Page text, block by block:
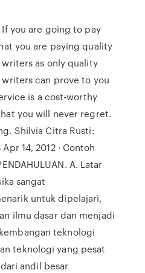
If you are going to pay
you are paying quality
writers as only quality
writers can prove to you
is a cost-worthy
you will never regret.
Shilvia Citra Rusti:
14, 2012 · Contoh
A. Latar
sangat
untuk dipelajari,
ilmu dasar dan menjadi
teknologi
teknologi yang pesat
andil besar